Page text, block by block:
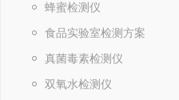
蜂蜜检测仪
食品实验室检测方案
真菌毒素检测仪
双氧水检测仪